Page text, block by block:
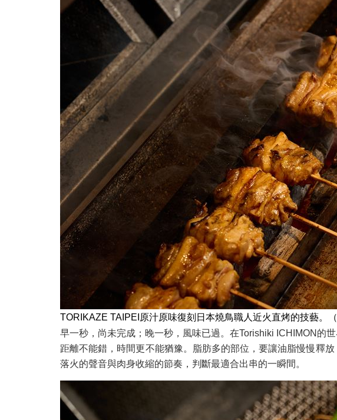
TORIKAZE TAIPEI原汁原味復刻日本燒鳥職人近火直烤的技藝。
早一秒，尚未完成；晚一秒，風味已過。在Torishiki ICHIMON的
距離不能錯，時間更不能猶豫。脂肪多的部位，要讓油脂慢慢釋
落火的聲音與肉身收縮的節奏，判斷最適合出串的一瞬間。